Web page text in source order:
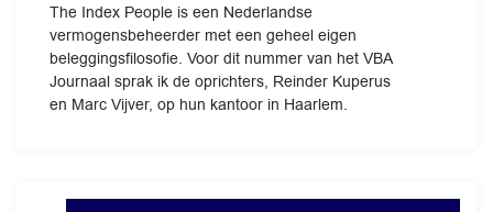
The Index People is een Nederlandse
vermogensbeheerder met een geheel eigen
beleggingsfilosofie. Voor dit nummer van het VBA
Journaal sprak ik de oprichters, Reinder Kuperus
en Marc Vijver, op hun kantoor in Haarlem.